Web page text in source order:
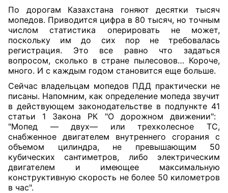
По дорогам Казахстана гоняют десятки тысяч
мопедов. Приводится цифра в 80 тысяч, но точным
числом статистика оперировать не может,
поскольку им до сих пор не требовалась
регистрация. Это все равно что задаться
вопросом, сколько в стране пылесовов… Короче,
много. И с каждым годом становится еще больше.
Сейчас владельцам мопедов ПДД практически не
писаны. Напомним, как определение мопеда звучит
в действующем законодательстве в подпункте 41
статьи 1 Закона РК "О дорожном движении":
"Мопед — двух— или трехколесное ТС,
снабженное двигателем внутреннего сгорания с
объемом цилиндра, не превышающим 50
кубических сантиметров, либо электрическим
двигателем и имеющее максимальную
конструктивную скорость не более 50 километров
в час".